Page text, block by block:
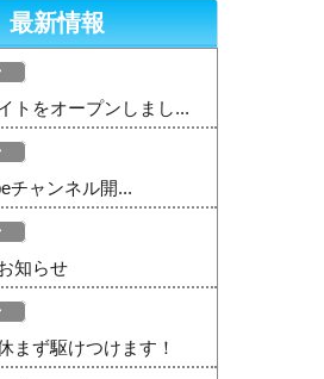
最新情報
トをオープンしまし...
チャンネル開...
知らせ
まず駆けつけます！